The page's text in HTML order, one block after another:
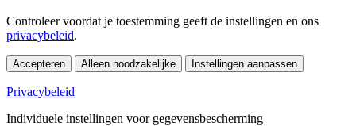
Controleer voordat je toestemming geeft de instellingen en ons
privacybeleid.
Accepteren Alleen noodzakelijke Instellingen aanpassen
Privacybeleid
Individuele instellingen voor gegevensbescherming